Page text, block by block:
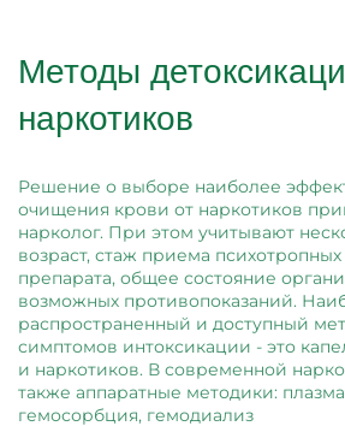
Методы
наркотиков
Решение о выборе наиболее
очищения крови от наркотиков
нарколог. При этом учитывают
возраст, стаж приема
препарата, общее состояние
возможных противопоказаний.
распространенный и доступный
симптомов интоксикации - это
и наркотиков. В современной
также аппаратные методики:
гемосорбция, гемодиализ